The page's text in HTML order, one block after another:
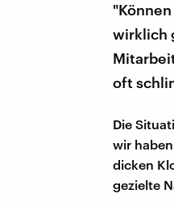
wirklich
oft
Die
wir
dicken
gezielte